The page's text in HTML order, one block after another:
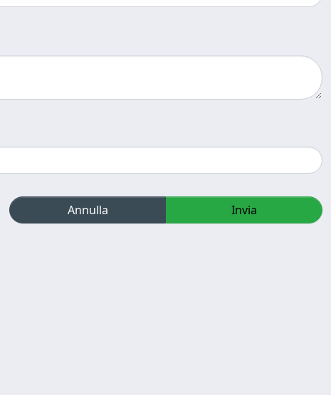
Annulla Invia